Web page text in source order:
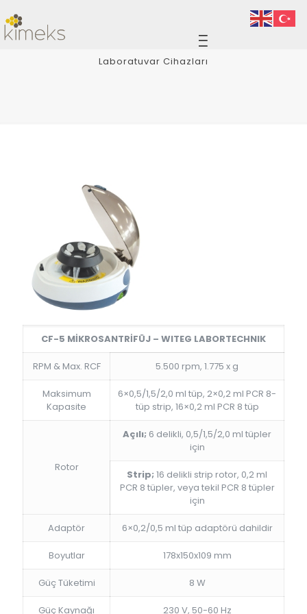
Laboratuvar Cihazları
CF-5 MİKROSANTRİFÜJ – WITEG LABORTECHNIK
RPM & Max. RCF 5.500 rpm, 1.775 x g
Maksimum
Kapasite
6×0,5/1,5/2,0 ml tüp, 2×0,2 ml PCR 8-
tüp strip, 16×0,2 ml PCR 8 tüp
Rotor
Açılı; 6 delikli, 0,5/1,5/2,0 ml tüpler
için
Strip; 16 delikli strip rotor, 0,2 ml
PCR 8 tüpler, veya tekil PCR 8 tüpler
için
Adaptör 6×0,2/0,5 ml tüp adaptörü dahildir
Boyutlar 178x150x109 mm
Güç Tüketimi 8 W
Güç Kaynağı 230 V, 50-60 Hz